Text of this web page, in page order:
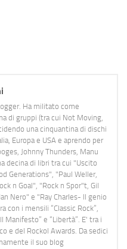
Ha militato come
di gruppi (tra cui Not Moving,
una cinquantina di dischi
Europa e USA e aprendo per
Johnny Thunders, Manu
decina di libri tra cui "Uscito
Generations", "Paul Weller,
n Goal", "Rock n Spor"t, Gil
Nero" e "Ray Charles- Il genio
con i mensili “Classic Rock”,
Manifesto” e “Libertà”. E' tra i
e del Rockol Awards. Da sedici
il suo blog